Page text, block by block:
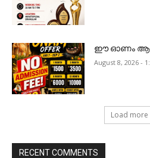
ഈ ഓണം
August 8, 2026 -
Load more
RECENT COMMENTS